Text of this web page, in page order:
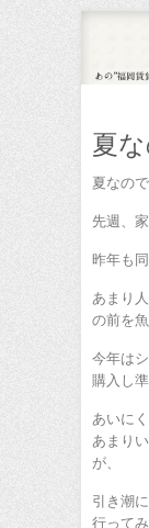
夏
夏なの
先週、
昨年も
あまり
の前を
今年は
購入し
あいに
あまり
が、
引き潮
行って